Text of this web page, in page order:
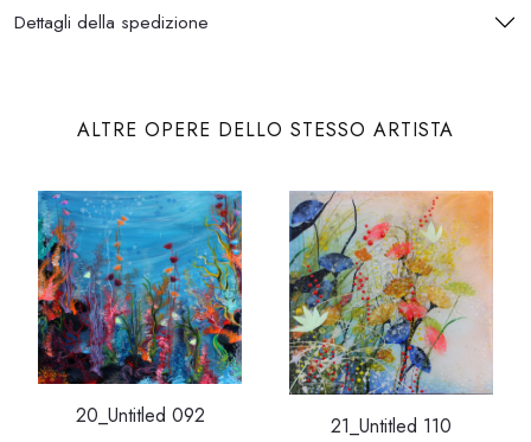
Dettagli della spedizione
ALTRE OPERE DELLO STESSO ARTISTA
20_Untitled 092 21_Untitled 110